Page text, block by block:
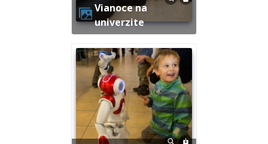
Vianoce na
univerzite